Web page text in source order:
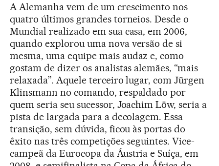
A Alemanha vem de um crescimento nos
quatro últimos grandes torneios. Desde o
Mundial realizado em sua casa, em 2006,
quando explorou uma nova versão de si
mesma, uma equipe mais audaz e, como
gostam de dizer os analistas alemães, “mais
relaxada”. Aquele terceiro lugar, com Jürgen
Klinsmann no comando, respaldado por
quem seria seu sucessor, Joachim Löw, seria a
pista de largada para a decolagem. Essa
transição, sem dúvida, ficou às portas do
êxito nas três competições seguintes. Vice-
campeã da Eurocopa da Áustria e Suíça, em